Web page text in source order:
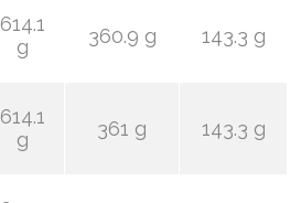
614.1
g
360.9 g 143.3 g
614.1
g
361 g 143.3 g